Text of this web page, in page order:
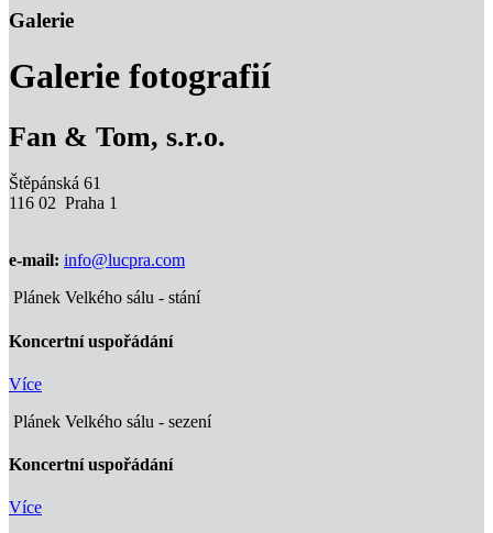
Galerie
Galerie fotografií
Fan & Tom, s.r.o.
Štěpánská 61
116 02 Praha 1
e-mail: info@lucpra.com
Plánek Velkého sálu - stání
Koncertní uspořádání
Více
Plánek Velkého sálu - sezení
Koncertní uspořádání
Více